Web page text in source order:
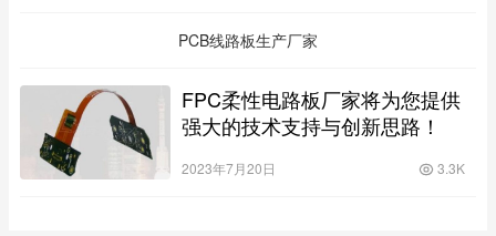
PCB线路板生产厂家
FPC柔性电路板厂家将为您提供
强大的技术支持与创新思路！
2023年7月20日 3.3K